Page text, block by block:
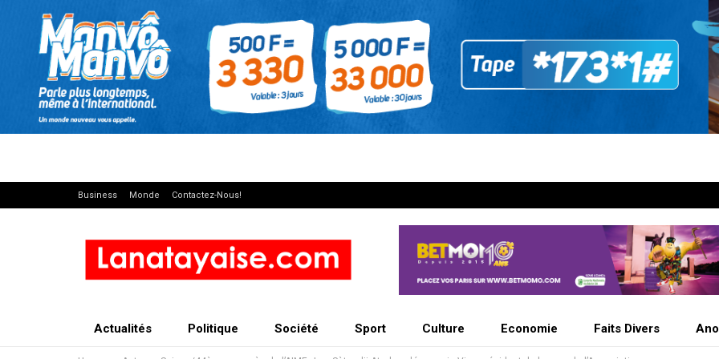
Business Monde Contactez-Nous!
Actualités Politique Société Sport Culture Economie Faits Divers